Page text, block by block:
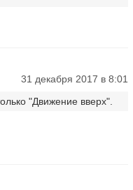
31 декабря 2017 в 8:01
"Движение вверх".